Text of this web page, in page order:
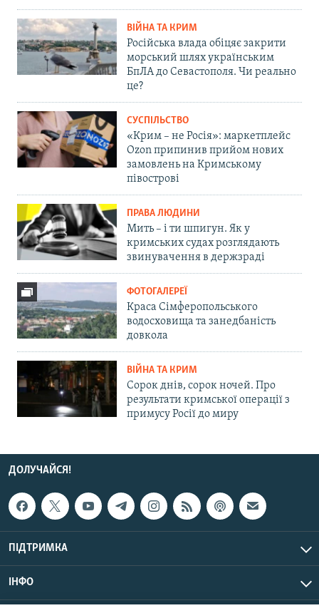
ВІЙНА ТА КРИМ
Російська влада обіцяє закрити
морський шлях українським
БпЛА до Севастополя. Чи реально
це?
СУСПІЛЬСТВО
«Крим – не Росія»: маркетплейс
Ozon припинив прийом нових
замовлень на Кримському
півострові
ПРАВА ЛЮДИНИ
Мить – і ти шпигун. Як у
кримських судах розглядають
звинувачення в держзраді
ФОТОГАЛЕРЕЇ
Краса Сімферопольського
водосховища та занедбаність
довкола
ВІЙНА ТА КРИМ
Сорок днів, сорок ночей. Про
результати кримської операції з
примусу Росії до миру
ДОЛУЧАЙСЯ!
ПІДТРИМКА
ІНФО